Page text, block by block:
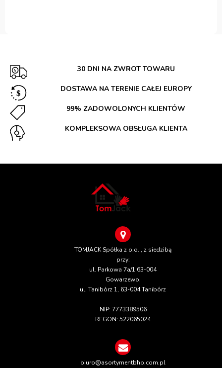
30 DNI NA ZWROT TOWARU
DOSTAWA NA TERENIE CAŁEJ EUROPY
99% ZADOWOLONYCH KLIENTÓW
KOMPLEKSOWA OBSŁUGA KLIENTA
TOMJACK Spółka z o.o. , z siedzibą
przy:
ul. Parkowa 7a/1 63-004
Gowarzewo,
ul. Tanibórz 1, 63-004 Tanibórz
NIP: 7773389506
REGON: 522065024
biuro@asortymentbhp.com.pl